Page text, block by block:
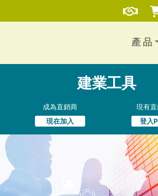
產 品
建業工具
成為直銷商
現在加入
現有
登入